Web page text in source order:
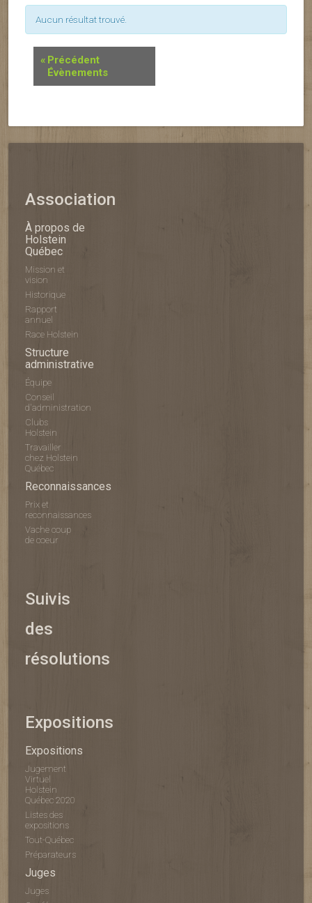
Aucun résultat trouvé.
« Précédent
Évènements
Association
À propos de
Holstein
Québec
Mission et
vision
Historique
Rapport
annuel
Race Holstein
Structure
administrative
Équipe
Conseil
d'administration
Clubs
Holstein
Travailler
chez Holstein
Québec
Reconnaissances
Prix et
reconnaissances
Vache coup
de coeur
Suivis
des
résolutions
Expositions
Expositions
Jugement
Virtuel
Holstein
Québec 2020
Listes des
expositions
Tout-Québec
Préparateurs
Juges
Juges